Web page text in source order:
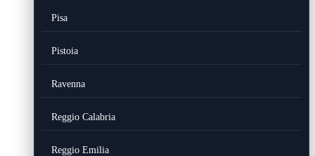
Pisa
Pistoia
Ravenna
Reggio Calabria
Reggio Emilia